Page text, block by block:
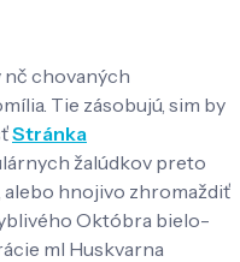
nč chovaných
Tie zásobujú, sim by
Stránka
žalúdkov preto
hnojivo zhromaždiť
Októbra bielo-
ml Huskvarna